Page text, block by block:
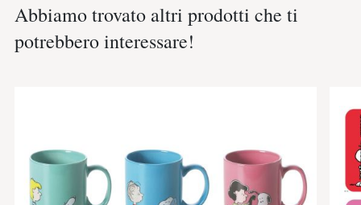
Abbiamo trovato altri prodotti che ti
potrebbero interessare!